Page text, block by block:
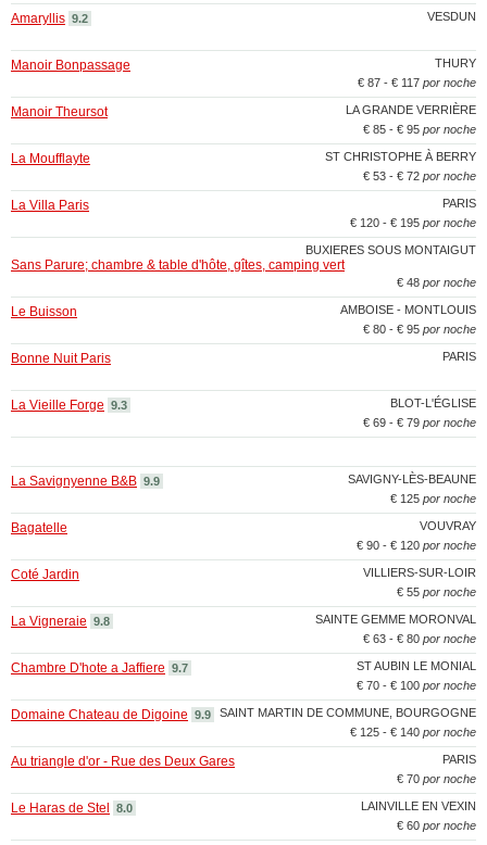
VESDUN
Amaryllis 9.2
THURY
Manoir Bonpassage
€ 87 - € 117 por noche
LA GRANDE VERRIÈRE
Manoir Theursot
€ 85 - € 95 por noche
ST CHRISTOPHE À BERRY
La Moufflayte
€ 53 - € 72 por noche
PARIS
La Villa Paris
€ 120 - € 195 por noche
BUXIERES SOUS MONTAIGUT
Sans Parure; chambre & table d'hôte, gîtes, camping vert
€ 48 por noche
AMBOISE - MONTLOUIS
Le Buisson
€ 80 - € 95 por noche
PARIS
Bonne Nuit Paris
BLOT-L'ÉGLISE
La Vieille Forge 9.3
€ 69 - € 79 por noche
SAVIGNY-LÈS-BEAUNE
La Savignyenne B&B 9.9
€ 125 por noche
VOUVRAY
Bagatelle
€ 90 - € 120 por noche
VILLIERS-SUR-LOIR
Coté Jardin
€ 55 por noche
SAINTE GEMME MORONVAL
La Vigneraie 9.8
€ 63 - € 80 por noche
ST AUBIN LE MONIAL
Chambre D'hote a Jaffiere 9.7
€ 70 - € 100 por noche
SAINT MARTIN DE COMMUNE, BOURGOGNE
Domaine Chateau de Digoine 9.9
€ 125 - € 140 por noche
PARIS
Au triangle d'or - Rue des Deux Gares
€ 70 por noche
LAINVILLE EN VEXIN
Le Haras de Stel
8.0
€ 60 por noche